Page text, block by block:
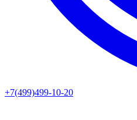
+7(499)499-10-20